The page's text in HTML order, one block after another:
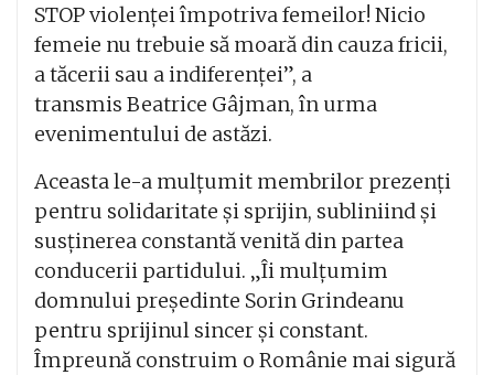
STOP violenței împotriva femeilor! Nicio
femeie nu trebuie să moară din cauza fricii,
a tăcerii sau a indiferenței”, a
transmis Beatrice Gâjman, în urma
evenimentului de astăzi.
Aceasta le-a mulțumit membrilor prezenți
pentru solidaritate și sprijin, subliniind și
susținerea constantă venită din partea
conducerii partidului. „Îi mulțumim
domnului președinte Sorin Grindeanu
pentru sprijinul sincer și constant.
Împreună construim o Românie mai sigură